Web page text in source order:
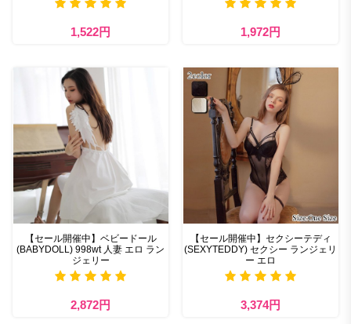
1,522円 1,972円
【セール開催中】ベビードール
(BABYDOLL) 998wt 人妻 エロ ラン
ジェリー
2,872円
【セール開催中】セクシーテディ
(SEXYTEDDY) セクシー ランジェリ
ー エロ
3,374円